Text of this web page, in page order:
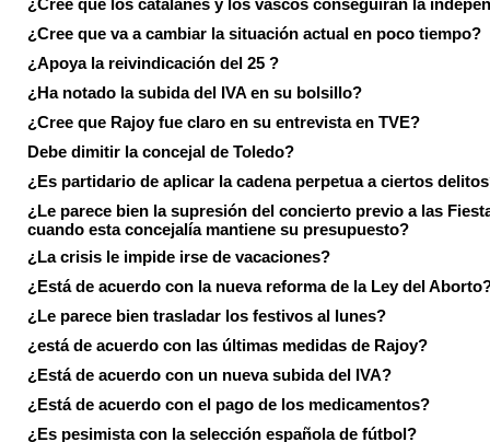
¿Cree que los catalanes y los vascos conseguirán la
¿Cree que va a cambiar la situación actual en poco tiempo?
¿Apoya la reivindicación del 25 ?
¿Ha notado la subida del IVA en su bolsillo?
¿Cree que Rajoy fue claro en su entrevista en TVE?
Debe dimitir la concejal de Toledo?
¿Es partidario de aplicar la cadena perpetua a ciertos
¿Le parece bien la supresión del concierto previo a las
cuando esta concejalía mantiene su presupuesto?
¿La crisis le impide irse de vacaciones?
¿Está de acuerdo con la nueva reforma de la Ley del
¿Le parece bien trasladar los festivos al lunes?
¿está de acuerdo con las últimas medidas de Rajoy?
¿Está de acuerdo con un nueva subida del IVA?
¿Está de acuerdo con el pago de los medicamentos?
¿Es pesimista con la selección española de fútbol?